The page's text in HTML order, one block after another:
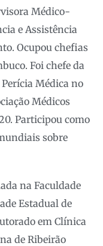
Médico-
e Assistência
Ocupou chefias
Foi chefe da
Médica no
Médicos
Participou como
sobre
na Faculdade
Estadual de
em Clínica
de Ribeirão